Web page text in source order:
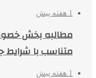
1 هفته پیش
مطالبه بخش
متناسب با
1 هفته پیش